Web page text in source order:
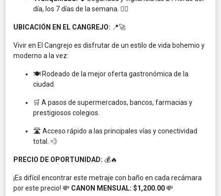
día, los 7 días de la semana. 👮‍♂️
UBICACIÓN EN EL CANGREJO: 📍🚀
Vivir en El Cangrejo es disfrutar de un estilo de vida bohemio y
moderno a la vez:
🍽️ Rodeado de la mejor oferta gastronómica de la
ciudad.
🛒 A pasos de supermercados, bancos, farmacias y
prestigiosos colegios.
🛣️ Acceso rápido a las principales vías y conectividad
total. 💨
PRECIO DE OPORTUNIDAD: 💰🔥
¡Es difícil encontrar este metraje con baño en cada recámara
por este precio! 💸 CANON MENSUAL: $1,200.00💸